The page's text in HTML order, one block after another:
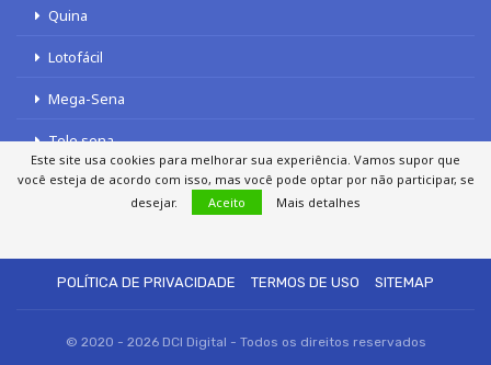
Quina
Lotofácil
Mega-Sena
Tele sena
POLÍTICA DE PRIVACIDADE
TERMOS DE USO SITEMAP
© 2020 - 2026 DCI Digital - Todos os direitos reservados
Este site usa cookies para melhorar sua experiência. Vamos supor que
você esteja de acordo com isso, mas você pode optar por não participar, se
desejar.
Aceito Mais detalhes